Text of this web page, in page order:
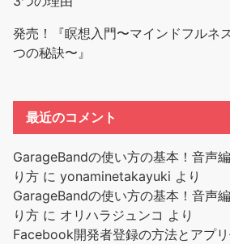
発売！『瞑想入門〜マインドフルネ
つの秘訣〜』
最近のコメント
GarageBandの使い方の基本！音声
り方 に yonaminetakayuki より
GarageBandの使い方の基本！音声
り方 に オリハラジュンコ より
Facebook開発者登録の方法とアプ